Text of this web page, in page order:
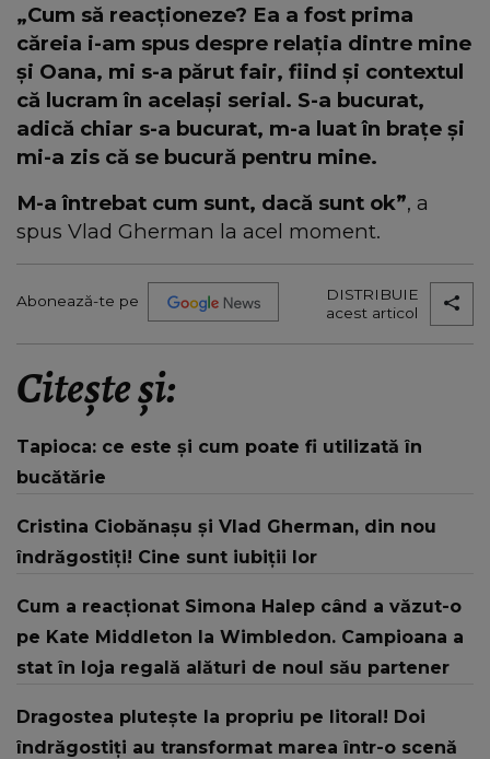
„Cum să reacționeze? Ea a fost prima
căreia i-am spus despre relația dintre mine
și Oana, mi s-a părut fair, fiind și contextul
că lucram în același serial. S-a bucurat,
adică chiar s-a bucurat, m-a luat în brațe și
mi-a zis că se bucură pentru mine.
M-a întrebat cum sunt, dacă sunt ok”, a
spus Vlad Gherman la acel moment.
Abonează-te pe
DISTRIBUIE
acest articol
Citește și:
Tapioca: ce este și cum poate fi utilizată în
bucătărie
Cristina Ciobănaşu şi Vlad Gherman, din nou
îndrăgostiţi! Cine sunt iubiţii lor
Cum a reacționat Simona Halep când a văzut-o
pe Kate Middleton la Wimbledon. Campioana a
stat în loja regală alături de noul său partener
Dragostea plutește la propriu pe litoral! Doi
îndrăgostiți au transformat marea într-o scenă